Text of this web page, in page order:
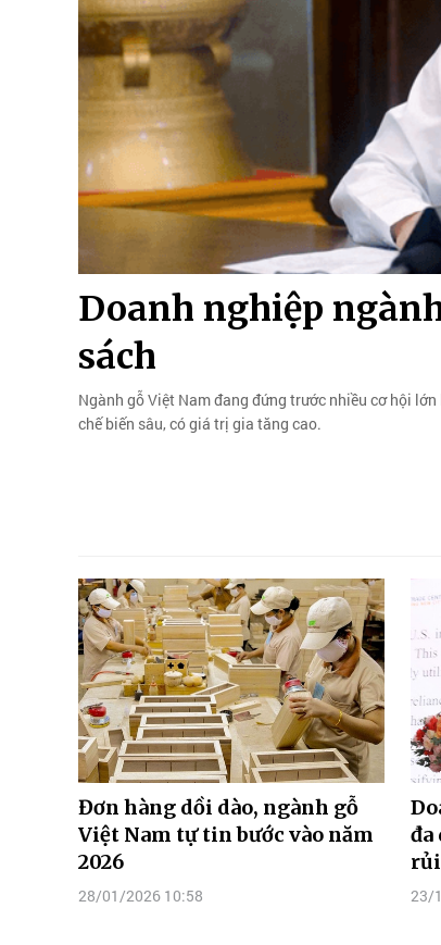
Doanh nghiệp
sách
Ngành gỗ Việt Nam đang đứng trước nhiều cơ hội
chế biến sâu, có giá trị gia tăng cao.
Đơn hàng dồi dào, ngành gỗ
Việt Nam tự tin bước vào năm
2026
28/01/2026 10:58
đa
23/